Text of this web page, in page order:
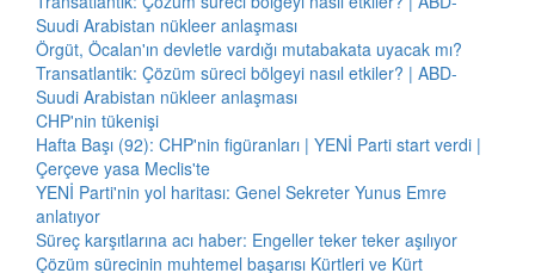
Suudi Arabistan nükleer anlaşması
Örgüt, Öcalan'ın devletle vardığı mutabakata uyacak mı?
Transatlantik: Çözüm süreci bölgeyi nasıl etkiler? | ABD-
Suudi Arabistan nükleer anlaşması
CHP'nin tükenişi
Hafta Başı (92): CHP'nin figüranları | YENİ Parti start verdi |
Çerçeve yasa Meclis'te
YENİ Parti'nin yol haritası: Genel Sekreter Yunus Emre
anlatıyor
Süreç karşıtlarına acı haber: Engeller teker teker aşılıyor
Çözüm sürecinin muhtemel başarısı Kürtleri ve Kürt